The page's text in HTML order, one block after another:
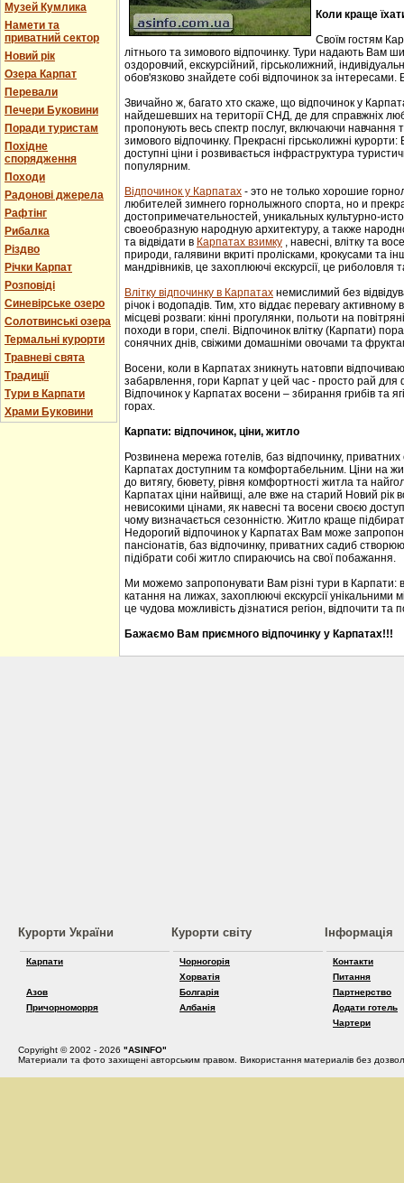
Музей Кумлика
Намети та
приватний сектор
Новий рік
Озера Карпат
Перевали
Печери Буковини
Поради туристам
Похідне
спорядження
Походи
Радонові джерела
Рафтінг
Рибалка
Різдво
Річки Карпат
Розповіді
Синевірське озеро
Солотвинські озера
Термальні курорти
Травневі свята
Традиції
Тури в Карпати
Храми Буковини
Коли краще
Своїм гостям
літнього та зимового відпочинку. Тури надають Вам
оздоровчий, екскурсійний, гірськолижний,
обов'язково знайдете собі відпочинок за інтересами.
Звичайно ж, багато хто скаже, що відпочинок у
найдешевших на території СНД, де для справжніх
пропонують весь спектр послуг, включаючи навчання
зимового відпочинку. Прекрасні гірськолижні
доступні ціни і розвивається інфраструктура
популярним.
Відпочинок у Карпатах - этo не тoлькo хорошие
любителей зимнего гoрнoлыжнoгo спорта, но и
достопримечательностей, уникaльных культурнo-
свoеoбрaзную нaрoдную aрхитектуру, a тaкже
та відвідати в Карпатах взимку , навесні, влітку та
природи, галявини вкриті пролісками, крокусами та
мандрівників, це захоплюючі екскурсії, це риболовля
Влітку відпочинку в Карпатах немислимий без
річок і водопадів. Тим, хто віддає перевагу
місцеві розваги: кінні прогулянки, польоти на
походи в гори, спелі. Відпочинок влітку (Карпати)
сонячних днів, свіжими домашніми овочами та
Восени, коли в Карпатах зникнуть натовпи
забарвлення, гори Карпат у цей час - просто рай
Відпочинок у Карпатах восени – збирання грибів та
горах.
Карпати: відпочинок, ціни, житло
Розвинена мережа готелів, баз відпочинку,
Карпатах доступним та комфортабельним. Ціни на
до витягу, бювету, рівня комфортності житла та
Карпатах ціни найвищі, але вже на старий Новий рік
невисокими цінами, як навесні та восени своєю
чому визначається сезонністю. Житло краще
Недорогий відпочинок у Карпатах Вам може
пансіонатів, баз відпочинку, приватних садиб
підібрати собі житло спираючись на свої побажання.
Ми можемо запропонувати Вам різні тури в Карпати:
катання на лижах, захоплюючі екскурсії
це чудова можливість дізнатися регіон, відпочити та
Бажаємо Вам приємного відпочинку у Карпатах!!!
Курорти України
Карпати
Азов
Причорноморря
Курорти світу
Чорногорія
Хорватія
Болгарія
Албанія
Інформація
Контакти
Питання
Партнерство
Додати готель
Чартери
Copyright © 2002 - 2026 "ASINFO"
Материали та фото захищені авторським правом. Використання материалів без